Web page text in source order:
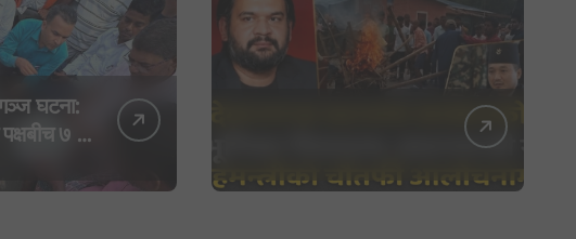
घटना:
७ बुँदे
राहत